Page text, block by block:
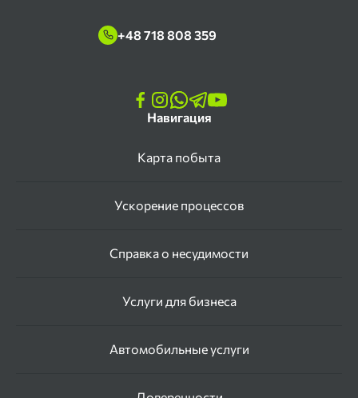
+48 718 808 359
Навигация
Карта побыта
Услуги для бизнеса
Ускорение процессов
Автомобильные услуги
Справка о несудимости